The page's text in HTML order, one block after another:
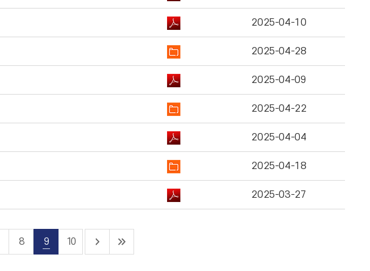
2025-04-10
2025-04-28
2025-04-09
2025-04-22
2025-04-04
2025-04-18
2025-03-27
8 9 10